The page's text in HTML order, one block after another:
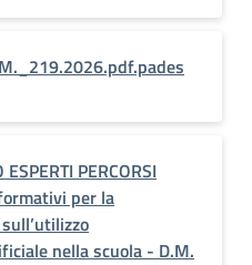
PERCORSI
per la
nella scuola - D.M.